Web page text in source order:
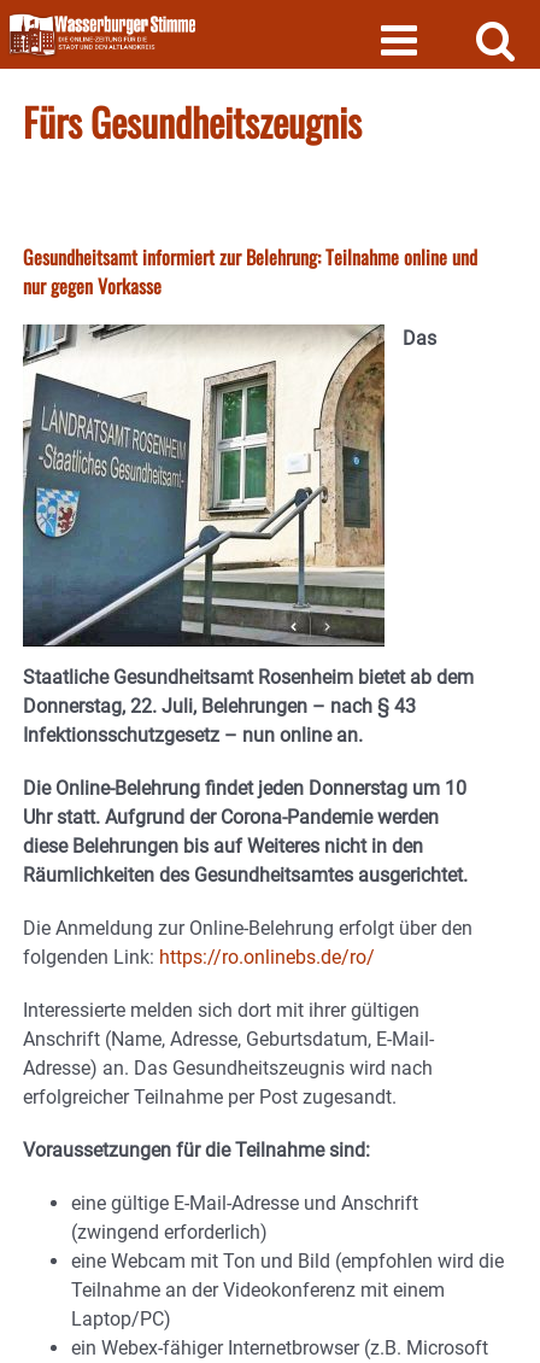
Skip
to
content
Fürs Gesundheitszeugnis
Gesundheitsamt informiert zur Belehrung: Teilnahme online und
nur gegen Vorkasse
Das
Staatliche Gesundheitsamt Rosenheim bietet ab dem
Donnerstag, 22. Juli, Belehrungen – nach § 43
Infektionsschutzgesetz – nun online an.
Die Online-Belehrung findet jeden Donnerstag um 10
Uhr statt. Aufgrund der Corona-Pandemie werden
diese Belehrungen bis auf Weiteres nicht in den
Räumlichkeiten des Gesundheitsamtes ausgerichtet.
Die Anmeldung zur Online-Belehrung erfolgt über den
folgenden Link: https://ro.onlinebs.de/ro/
Interessierte melden sich dort mit ihrer gültigen
Anschrift (Name, Adresse, Geburtsdatum, E-Mail-
Adresse) an. Das Gesundheitszeugnis wird nach
erfolgreicher Teilnahme per Post zugesandt.
Voraussetzungen für die Teilnahme sind:
eine gültige E-Mail-Adresse und Anschrift
(zwingend erforderlich)
eine Webcam mit Ton und Bild (empfohlen wird die
Teilnahme an der Videokonferenz mit einem
Laptop/PC)
ein Webex-fähiger Internetbrowser (z.B. Microsoft